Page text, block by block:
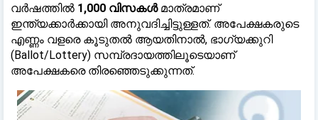
വർഷത്തിൽ 1,000 വിസകൾമാത്രമാണ്
ഇന്ത്യക്കാർക്കായി അനുവദിച്ചിട്ടുള്ളത്. അപേക്ഷകരുടെ
എണ്ണം വളരെ കൂടുതൽ ആയതിനാൽ, ഭാഗ്യക്കുറി
(Ballot/Lottery) സമ്പ്രദായത്തിലൂടെയാണ്
അപേക്ഷകരെ തിരഞ്ഞെടുക്കുന്നത്.